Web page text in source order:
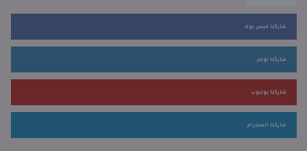
شاركنا فيس بوك
شاركنا تويتر
شاركنا يوتيوب
شاركنا انستجرام